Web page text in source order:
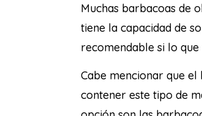
Muchas barbacoas de
tiene la capacidad de
recomendable si lo
Cabe mencionar que
contener este tipo de